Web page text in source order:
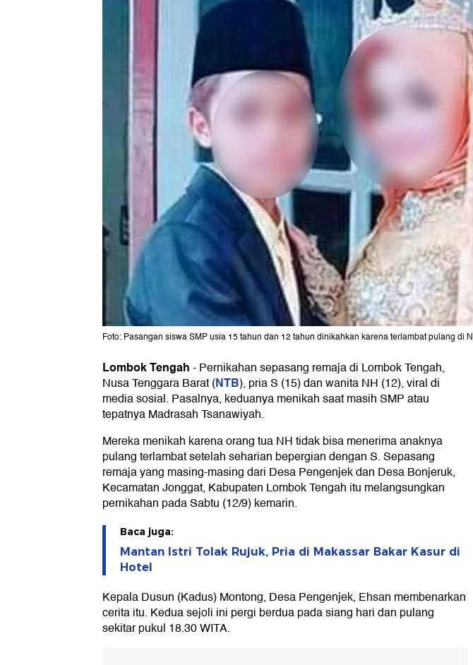
Foto: Pasangan siswa SMP usia 15 tahun dan 12 tahun dinikahkan karena terlambat pulang di
Lombok Tengah-Pernikahan sepasang remaja di Lombok Tengah,
Nusa Tenggara Barat (NTB), pria S (15) dan wanita NH (12), viral di
media sosial. Pasalnya, keduanya menikah saat masih SMP atau
tepatnya Madrasah Tsanawiyah.
Mereka menikah karena orang tua NH tidak bisa menerima anaknya
pulang terlambat setelah seharian bepergian dengan S. Sepasang
remaja yang masing-masing dari Desa Pengenjek dan Desa Bonjeruk,
Kecamatan Jonggat, Kabupaten Lombok Tengah itu melangsungkan
pernikahan pada Sabtu (12/9) kemarin.
Baca juga:
Mantan Istri Tolak Rujuk, Pria di Makassar Bakar Kasur di
Hotel
Kepala Dusun (Kadus) Montong, Desa Pengenjek, Ehsan membenarkan
cerita itu. Kedua sejoli ini pergi berdua pada siang hari dan pulang
sekitar pukul 18.30 WITA.